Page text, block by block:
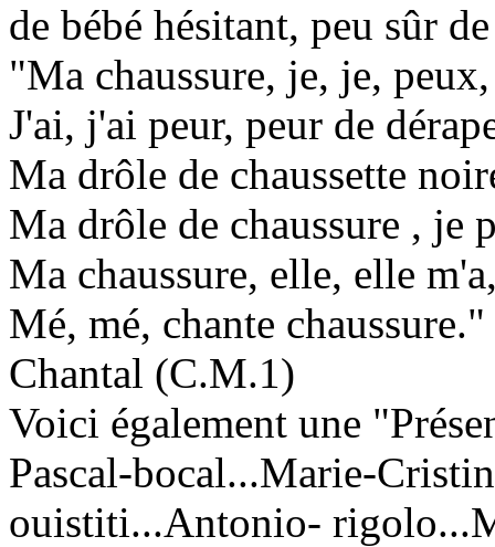
de bébé hésitant, peu sûr
"Ma chaussure, je, je,
J'ai, j'ai peur, peur de
Ma drôle de chaussette
Ma drôle de chaussure , je
Ma chaussure, elle, elle
Mé, mé, chante chaussure."
Chantal (C.M.1)
Voici également une
Pascal-bocal...Marie-
ouistiti...Antonio-